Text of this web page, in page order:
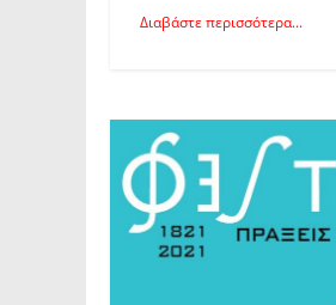
Διαβάστε περισσότερα...